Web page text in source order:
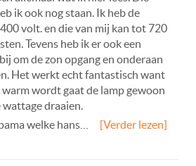
ik ook nog staan. Ik heb de
volt. en die van mij kan tot 720
Tevens heb ik er ook een
om de zon opgang en onderaan
Het werkt echt fantastisch want
warm wordt gaat de lamp gewoon
draaien.
welke hans…
[Verder lezen]